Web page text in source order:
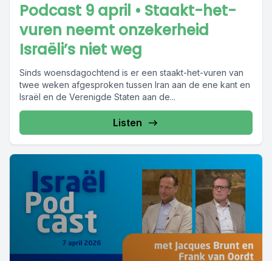
Podcast 9 april • Staakt-het-
vuren neemt onzekerheid
Israëli’s niet weg
Sinds woensdagochtend is er een staakt-het-vuren van
twee weken afgesproken tussen Iran aan de ene kant en
Israël en de Verenigde Staten aan de...
Listen